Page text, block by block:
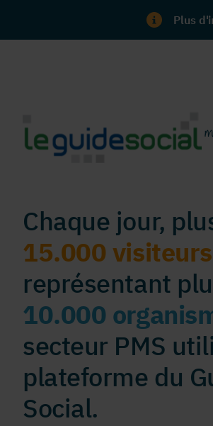
Plus
Chaque jour,
15.000 visiteurs
représentant
10.000
secteur PMS
plateforme du
Social.